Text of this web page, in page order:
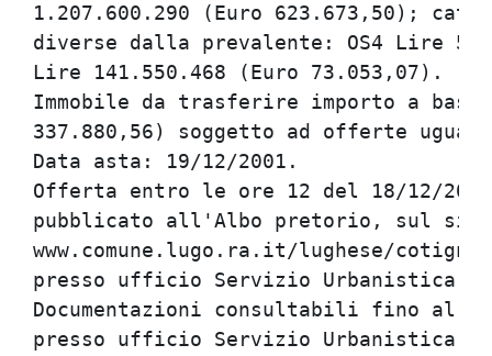
1.207.600.290 (Euro
diverse dalla prevalente: OS4
Lire
Immobile da trasferire importo
337.880,56) soggetto ad
Data asta:
Offerta entro le ore 12 del
pubblicato all'Albo
www.comune.lugo.ra.it/
presso ufficio Servizio
Documentazioni consultabili
presso ufficio Servizio